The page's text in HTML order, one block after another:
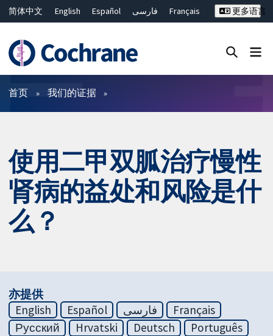
简体中文 English Español فارسی
Français
ไทย
繁體中文
更多语言
过滤
首页 我们的证据
使用二甲双胍治疗慢性
肾病的益处和风险是什
么？
亦提供
English
Español فارسی
Français
Русский
Hrvatski Deutsch
Português